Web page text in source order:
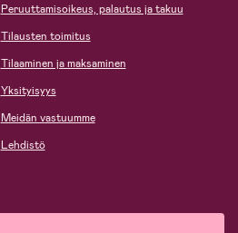
Peruuttamisoikeus, palautus ja takuu
Tilausten toimitus
Tilaaminen ja maksaminen
Yksityisyys
Meidän vastuumme
Lehdistö